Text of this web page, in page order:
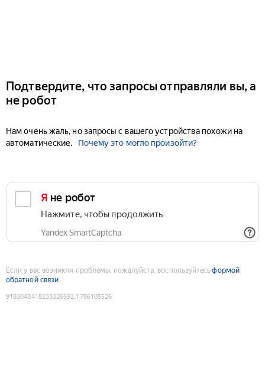
Подтвердите, что запросы отправляли вы, а
не робот
Нам очень жаль, но запросы с вашего устройства похожи на
автоматические.
Почему это могло произойти?
Я не робот
Нажмите, чтобы продолжить
Yandex SmartCaptcha
Если у вас возникли проблемы, пожалуйста, воспользуйтесьформой
обратной связи
9183048418233326592:1786105526